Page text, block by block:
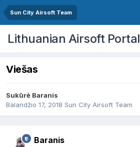
Sun City Airsoft Team
Lithuanian Airsoft Portal
Viešas
Sukūrė Baranis
Balandžio 17, 2018 Sun City Airsoft Team
Baranis